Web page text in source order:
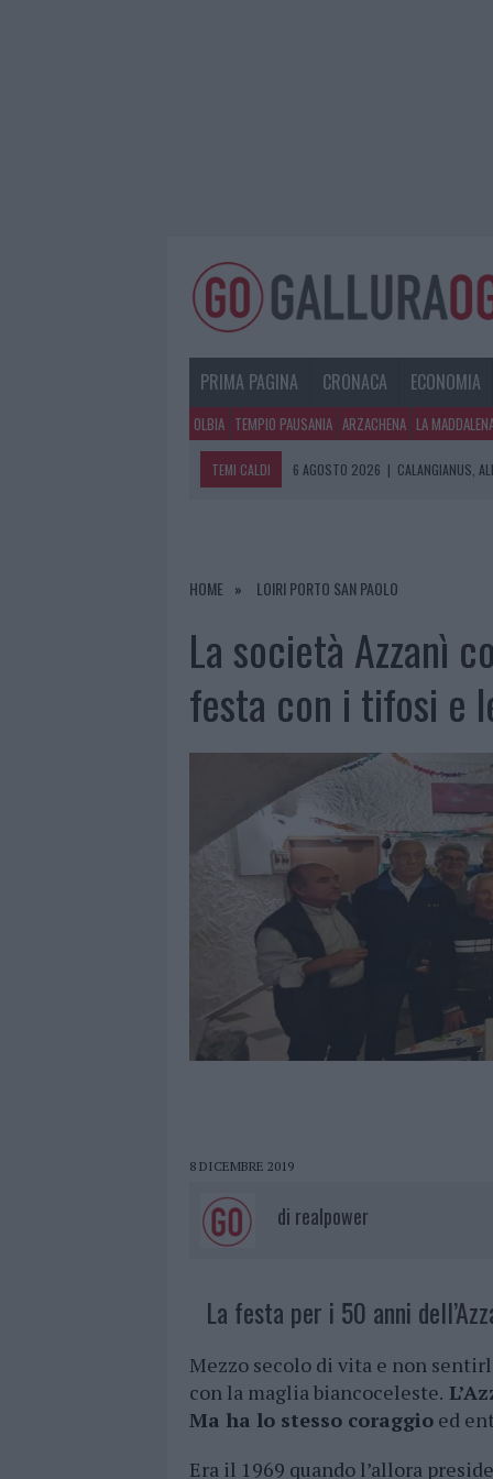
PRIMA PAGINA CRONACA ECONOMIA
OLBIA TEMPIO PAUSANIA ARZACHENA LA
TEMI CALDI 6 AGOSTO 2026 | CALANGIANUS,
HOME LOIRI PORTO SAN PAOLO
La società Azzanì
festa con i tifosi e
8 DICEMBRE 2019
di realpower
La festa per i 50 anni
Mezzo secolo di vita e non
con la maglia biancoceleste.
Ma ha lo stesso coraggio ed
Era il 1969 quando l’allora